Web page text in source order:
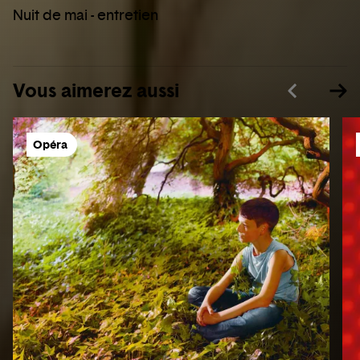
Nuit de mai - entretien
Vous aimerez aussi
Opéra